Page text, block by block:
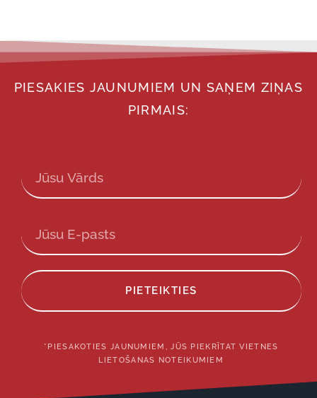
PIESAKIES JAUNUMIEM UN SAŅEM ZIŅAS
PIRMAIS:
PIETEIKTIES
*PIESAKOTIES JAUNUMIEM, JŪS PIEKRĪTAT VIETNES
LIETOŠANAS NOTEIKUMIEM